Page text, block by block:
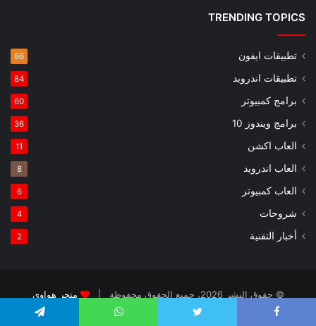
TRENDING TOPICS
تطبيقات ايفون 86
تطبيقات اندرويد 84
برامج كمبيوتر 60
برامج ويندوز 10 36
العاب اكشن 11
العاب اندرويد 8
العاب كمبيوتر 6
شروحات 4
أخبار التقنية 2
© حقوق النشر 2026، جميع الحقوق محفوظة |
متجر هواوي
فريق العمل تطبيقات ايفون العاب اطفال